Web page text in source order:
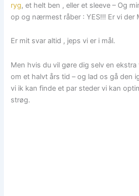
ryg, et helt ben , eller et sleeve – Og
op og nærmest råber : YES!!! Er vi der
Er mit svar altid , jeps vi er i mål.
Men hvis du vil gøre dig selv en
om et halvt års tid – og lad os gå den
vi ik kan finde et par steder vi kan
strøg.